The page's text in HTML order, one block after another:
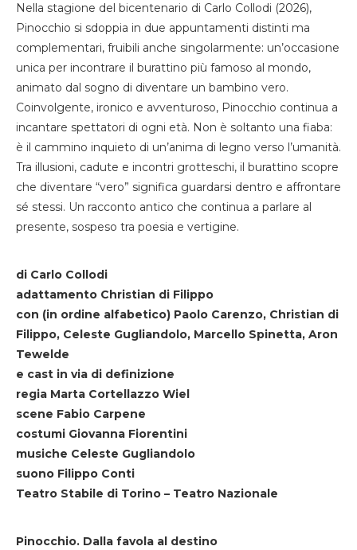
Nella stagione del bicentenario di Carlo Collodi (2026),
Pinocchio si sdoppia in due appuntamenti distinti ma
complementari, fruibili anche singolarmente: un’occasione
unica per incontrare il burattino più famoso al mondo,
animato dal sogno di diventare un bambino vero.
Coinvolgente, ironico e avventuroso, Pinocchio continua a
incantare spettatori di ogni età. Non è soltanto una fiaba:
è il cammino inquieto di un’anima di legno verso l’umanità.
Tra illusioni, cadute e incontri grotteschi, il burattino scopre
che diventare “vero” significa guardarsi dentro e affrontare
sé stessi. Un racconto antico che continua a parlare al
presente, sospeso tra poesia e vertigine.
di Carlo Collodi
adattamento Christian di Filippo
con (in ordine alfabetico) Paolo Carenzo, Christian di
Filippo, Celeste Gugliandolo, Marcello Spinetta, Aron
Tewelde
e cast in via di definizione
regia Marta Cortellazzo Wiel
scene Fabio Carpene
costumi Giovanna Fiorentini
musiche Celeste Gugliandolo
suono Filippo Conti
Teatro Stabile di Torino – Teatro Nazionale
Pinocchio. Dalla favola al destino